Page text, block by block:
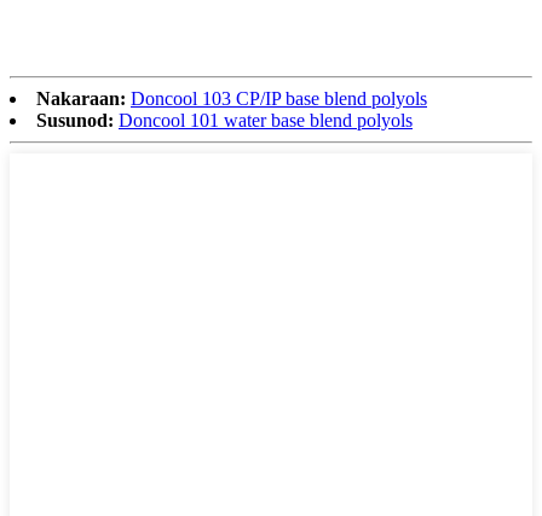
Nakaraan: Doncool 103 CP/IP base blend polyols
Susunod: Doncool 101 water base blend polyols